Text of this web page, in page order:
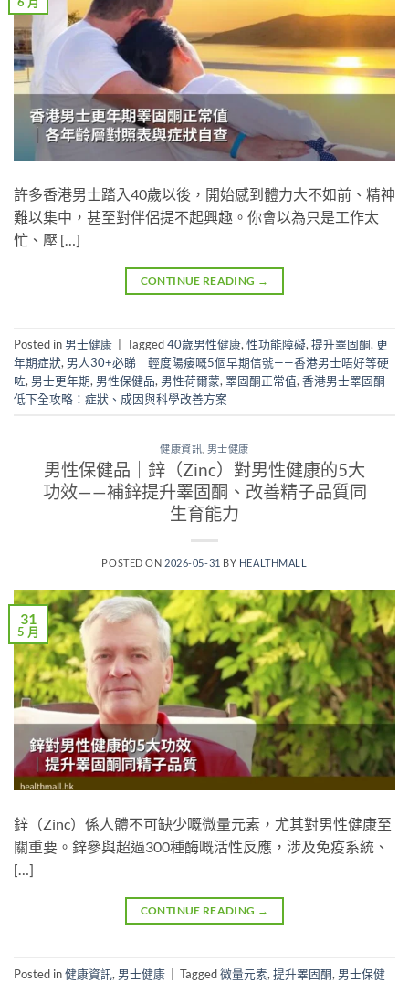
許多香港男士踏入40歲以後，開始感到體力大不如前、精神
難以集中，甚至對伴侶提不起興趣。你會以為只是工作太
忙、壓 […]
CONTINUE READING →
Posted in 男士健康 Tagged40歲男性健康, 性功能障礙, 提升睪固酮, 更
年期症狀, 男人30+必睇｜輕度陽痿嘅5個早期信號——香港男士唔好等硬
咗, 男士更年期, 男性保健品, 男性荷爾蒙, 睪固酮正常值, 香港男士睪固酮
低下全攻略：症狀、成因與科學改善方案
健康資訊 男士健康
男性保健品｜鋅（Zinc）對男性健康的5大
功效——補鋅提升睪固酮、改善精子品質同
生育能力
POSTED ON 2026-05-31 BY HEALTHMALL
31
5 月
鋅（Zinc）係人體不可缺少嘅微量元素，尤其對男性健康至
關重要。鋅參與超過300種酶嘅活性反應，涉及免疫系統、
[…]
CONTINUE READING →
Posted in健康資訊, 男士健康 Tagged微量元素, 提升睪固酮, 男士保健